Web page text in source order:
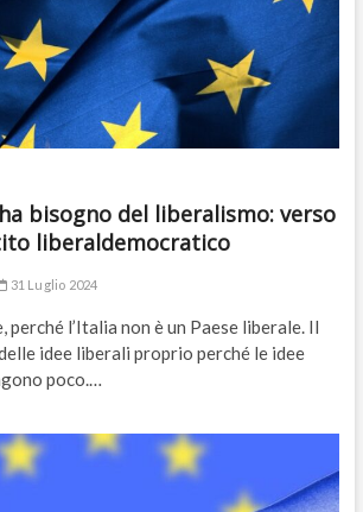
bisogno del liberalismo: verso
liberaldemocratico
31 Luglio 2024
perché l’Italia non è un Paese liberale. Il
idee liberali proprio perché le idee
poco.…